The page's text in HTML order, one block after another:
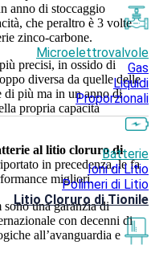
Microelettrovalvole
Gas
Liquidi
Proporzionali
Batterie
Ioni di Litio
Polimeri di Litio
Litio Cloruro di Tionile
anno di stoccaggio
che peraltro è 3 volte
zinco-carbone.
precisi, in ossido di
diversa da quelle delle
di più ma in un anno di
propria capacità
al litio cloruro di
in precedenza, le fa
migliori.
una garanzia di
con decenni di
all’avanguardia e